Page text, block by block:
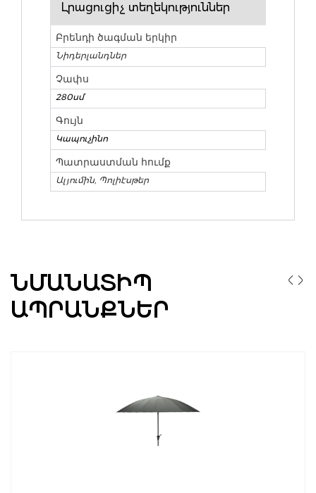
Լրացուցիչ տեղեկություններ
Բրենդի ծագման երկիր
Նիդերլանդներ
Չափս
280սմ
Գույն
Կապուչինո
Պատրաստման հումք
Ալյումին, Պոլիէսթեր
ՆՄԱՆԱՏԻՊ
ԱՊՐԱՆՔՆԵՐ